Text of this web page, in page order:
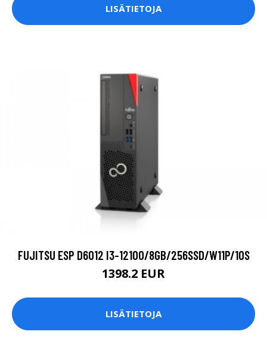
LISÄTIETOJA
FUJITSU ESP D6012 I3-12100/8GB/256SSD/W11P/1OS
1398.2 EUR
LISÄTIETOJA